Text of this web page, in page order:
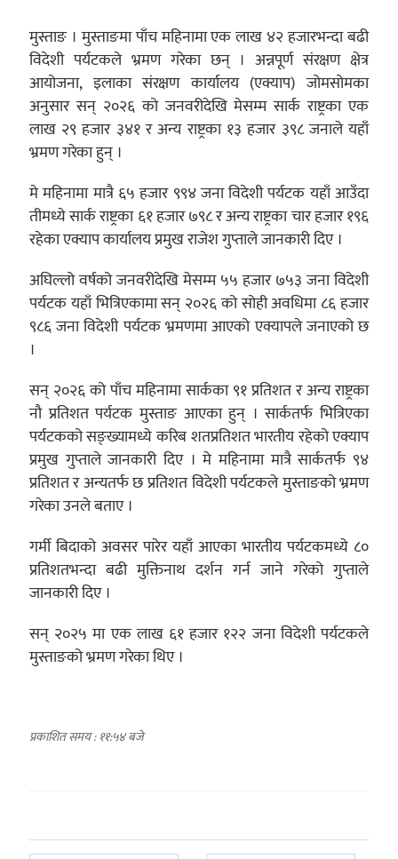
मुस्ताङ । मुस्ताङमा पाँच महिनामा एक लाख ४२ हजारभन्दा बढी
विदेशी पर्यटकले भ्रमण गरेका छन् । अन्नपूर्ण संरक्षण क्षेत्र
आयोजना, इलाका संरक्षण कार्यालय (एक्याप) जोमसोमका
अनुसार सन् २०२६ को जनवरीदेखि मेसम्म सार्क राष्ट्रका एक
लाख २९ हजार ३४१ र अन्य राष्ट्रका १३ हजार ३९८ जनाले यहाँ
भ्रमण गरेका हुन् ।
मे महिनामा मात्रै ६५ हजार ९९४ जना विदेशी पर्यटक यहाँ आउँदा
तीमध्ये सार्क राष्ट्रका ६१ हजार ७९८ र अन्य राष्ट्रका चार हजार १९६
रहेका एक्याप कार्यालय प्रमुख राजेश गुप्ताले जानकारी दिए ।
अघिल्लो वर्षको जनवरीदेखि मेसम्म ५५ हजार ७५३ जना विदेशी
पर्यटक यहाँ भित्रिएकामा सन् २०२६ को सोही अवधिमा ८६ हजार
९८६ जना विदेशी पर्यटक भ्रमणमा आएको एक्यापले जनाएको छ
।
सन् २०२६ को पाँच महिनामा सार्कका ९१ प्रतिशत र अन्य राष्ट्रका
नौ प्रतिशत पर्यटक मुस्ताङ आएका हुन् । सार्कतर्फ भित्रिएका
पर्यटकको सङ्ख्यामध्ये करिब शतप्रतिशत भारतीय रहेको एक्याप
प्रमुख गुप्ताले जानकारी दिए । मे महिनामा मात्रै सार्कतर्फ ९४
प्रतिशत र अन्यतर्फ छ प्रतिशत विदेशी पर्यटकले मुस्ताङको भ्रमण
गरेका उनले बताए ।
गर्मी बिदाको अवसर पारेर यहाँ आएका भारतीय पर्यटकमध्ये ८०
प्रतिशतभन्दा बढी मुक्तिनाथ दर्शन गर्न जाने गरेको गुप्ताले
जानकारी दिए ।
सन् २०२५ मा एक लाख ६१ हजार १२२ जना विदेशी पर्यटकले
मुस्ताङको भ्रमण गरेका थिए ।
प्रकाशित समय : ११:५४ बजे